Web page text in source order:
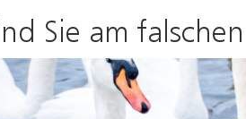
Sie am